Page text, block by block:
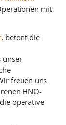
mit
, betont die
unser
freuen uns
HNO-
operative